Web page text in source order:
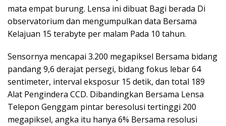
mata empat burung. Lensa ini dibuat Bagi berada Di
observatorium dan mengumpulkan data Bersama
Kelajuan 15 terabyte per malam Pada 10 tahun.
Sensornya mencapai 3.200 megapiksel Bersama bidang
pandang 9,6 derajat persegi, bidang fokus lebar 64
sentimeter, interval eksposur 15 detik, dan total 189
Alat Pengindera CCD. Dibandingkan Bersama Lensa
Telepon Genggam pintar beresolusi tertinggi 200
megapiksel, angka itu hanya 6% Bersama resolusi